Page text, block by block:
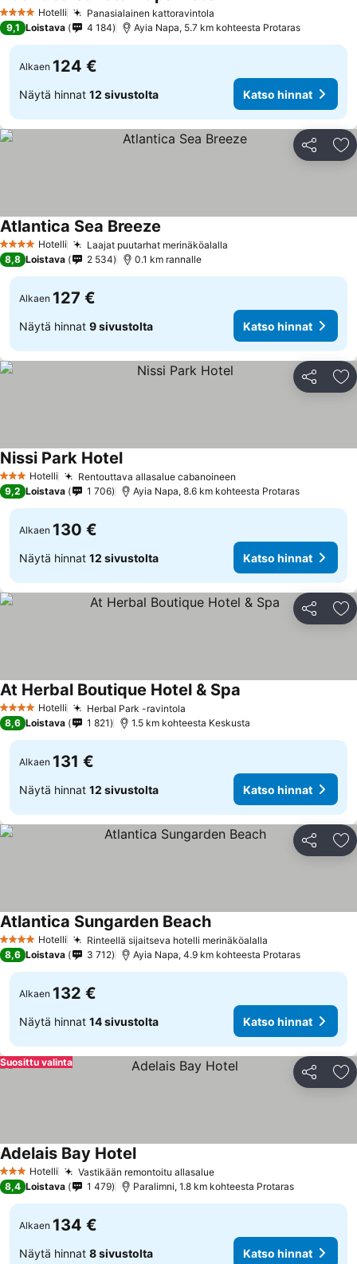
4 Tähtiluokitus
Hotelli Panasialainen kattoravintola
Katso hinnat
9,1 Loistava 4 184 Ayia Napa, 5.7 km kohteesta Protaras
Alkaen 124 €
Näytä hinnat 12 sivustolta Katso hinnat
Jaa
4 Tähtiluokitus
Hotelli Laajat puutarhat merinäköalalla
Atlantica Sea Breeze
8,8 Loistava 2 534 0.1 km rannalle
Alkaen 127 €
Näytä hinnat 9 sivustolta Katso hinnat
Jaa
3 Tähtiluokitus
Hotelli Rentouttava allasalue cabanoineen
Nissi Park HotelKatso hinnat
9,2 Loistava 1 706 Ayia Napa, 8.6 km kohteesta Protaras
Alkaen 130 €
Näytä hinnat 12 sivustolta Katso hinnat
Jaa
4 Tähtiluokitus
Hotelli Herbal Park -ravintola
At Herbal Boutique Hotel & Spa
8,6 Loistava 1 821 1.5 km kohteesta Keskusta
Alkaen 131 €
Näytä hinnat 12 sivustolta Katso hinnat
Jaa
4 Tähtiluokitus
Hotelli Rinteellä sijaitseva hotelli merinäköalalla
Atlantica Sungarden BeachKatso hinnat
8,6 Loistava 3 712 Ayia Napa, 4.9 km kohteesta Protaras
Alkaen 132 €
Näytä hinnat 14 sivustolta Katso hinnat
Jaa
Suosittu valinta
3 Tähtiluokitus
Hotelli Vastikään remontoitu allasalueKatso hinnat
Adelais Bay HotelKatso hinnat
8,4 Loistava 1 479 Paralimni, 1.8 km kohteesta Protaras
Alkaen 134 €
Näytä hinnat 8 sivustolta Katso hinnat